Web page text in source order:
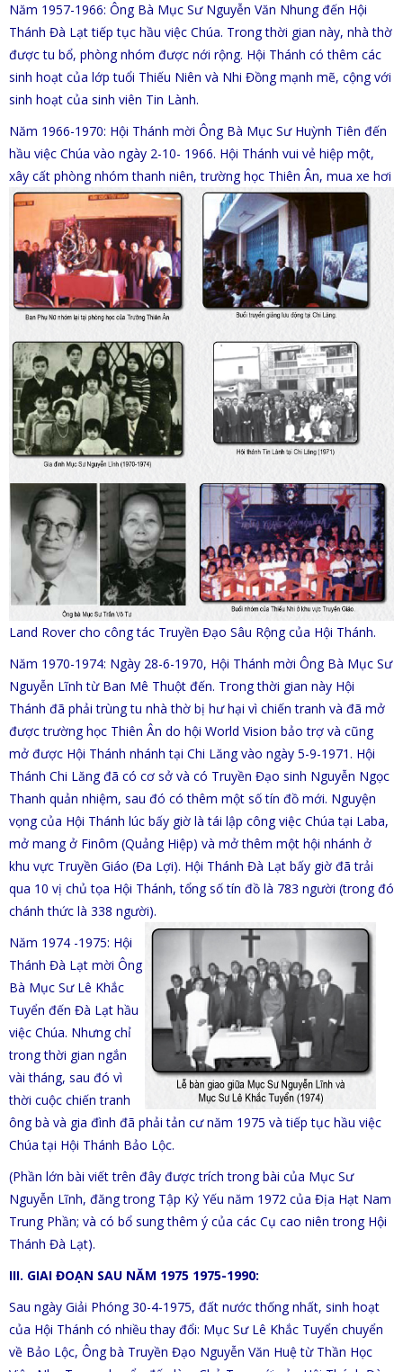
Năm 1957-1966: Ông Bà Mục Sư Nguyễn Văn Nhung đến Hội
Thánh Đà Lạt tiếp tục hầu việc Chúa. Trong thời gian này, nhà thờ
được tu bổ, phòng nhóm được nới rộng. Hội Thánh có thêm các
sinh hoạt của lớp tuổi Thiếu Niên và Nhi Đồng mạnh mẽ, cộng với
sinh hoạt của sinh viên Tin Lành.
Năm 1966-1970: Hội Thánh mời Ông Bà Mục Sư Huỳnh Tiên đến
hầu việc Chúa vào ngày 2-10- 1966. Hội Thánh vui vẻ hiệp một,
xây cất phòng nhóm thanh niên, trường học Thiên Ân, mua xe hơi
Land Rover cho công tác Truyền Đạo Sâu Rộng của Hội Thánh.
Năm 1970-1974: Ngày 28-6-1970, Hội Thánh mời Ông Bà Mục Sư
Nguyễn Lĩnh từ Ban Mê Thuột đến. Trong thời gian này Hội
Thánh đã phải trùng tu nhà thờ bị hư hại vì chiến tranh và đã mở
được trường học Thiên Ân do hội World Vision bảo trợ và cũng
mở được Hội Thánh nhánh tại Chi Lăng vào ngày 5-9-1971. Hội
Thánh Chi Lăng đã có cơ sở và có Truyền Đạo sinh Nguyễn Ngọc
Thanh quản nhiệm, sau đó có thêm một số tín đồ mới. Nguyện
vọng của Hội Thánh lúc bấy giờ là tái lập công việc Chúa tại Laba,
mở mang ở Finôm (Quảng Hiệp) và mở thêm một hội nhánh ở
khu vực Truyền Giáo (Đa Lợi). Hội Thánh Đà Lạt bấy giờ đã trải
qua 10 vị chủ tọa Hội Thánh, tổng số tín đồ là 783 người (trong đó
chánh thức là 338 người).
Năm 1974 -1975: Hội
Thánh Đà Lạt mời Ông
Bà Mục Sư Lê Khắc
Tuyển đến Đà Lạt hầu
việc Chúa. Nhưng chỉ
trong thời gian ngắn
vài tháng, sau đó vì
thời cuộc chiến tranh
ông bà và gia đình đã phải tản cư năm 1975 và tiếp tục hầu việc
Chúa tại Hội Thánh Bảo Lộc.
(Phần lớn bài viết trên đây được trích trong bài của Mục Sư
Nguyễn Lĩnh, đăng trong Tập Kỷ Yếu năm 1972 của Địa Hạt Nam
Trung Phần; và có bổ sung thêm ý của các Cụ cao niên trong Hội
Thánh Đà Lạt).
III. GIAI ĐOẠN SAU NĂM 1975 1975-1990:
Sau ngày Giải Phóng 30-4-1975, đất nước thống nhất, sinh hoạt
của Hội Thánh có nhiều thay đổi: Mục Sư Lê Khắc Tuyển chuyển
về Bảo Lộc, Ông bà Truyền Đạo Nguyễn Văn Huệ từ Thần Học